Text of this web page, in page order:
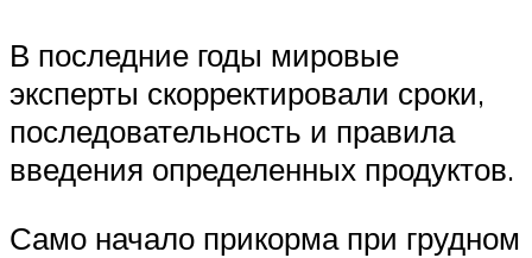
В последние годы мировые
эксперты скорректировали сроки,
последовательность и правила
введения определенных продуктов.
Само начало прикорма при грудном